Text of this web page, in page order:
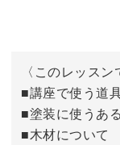
小物を飾ってい
〈このレッスン
■講座で使う道
■塗装に使うあ
■木材について